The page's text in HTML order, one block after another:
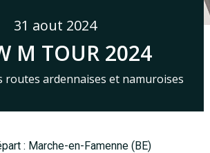
31 aout 2024
M TOUR 2024
routes ardennaises et namuroises
: Marche-en-Famenne (BE)